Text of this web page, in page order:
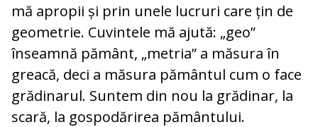
mă apropii și prin unele lucruri care țin de
geometrie. Cuvintele mă ajută: „geo”
înseamnă pământ, „metria” a măsura în
greacă, deci a măsura pământul cum o face
grădinarul. Suntem din nou la grădinar, la
scară, la gospodărirea pământului.